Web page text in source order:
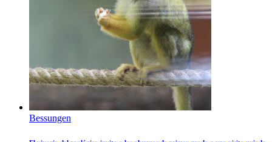
Bessungen